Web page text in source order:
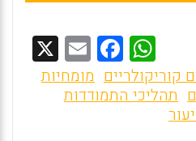
W
h
at
F
a
ce
E
m
ai
קוריקולריים מומחיות
תהליכי התמודדות